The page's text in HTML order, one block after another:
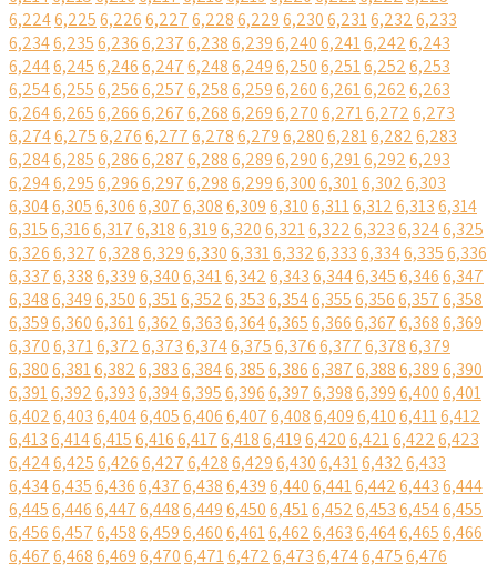
6,2246,2256,2266,2276,2286,2296,2306,2316,2326,233
6,2346,2356,2366,2376,2386,2396,2406,2416,2426,243
6,2446,2456,2466,2476,2486,2496,2506,2516,2526,253
6,2546,2556,2566,2576,2586,2596,2606,2616,2626,263
6,2646,2656,2666,2676,2686,2696,2706,2716,2726,273
6,2746,2756,2766,2776,2786,2796,2806,2816,2826,283
6,2846,2856,2866,2876,2886,2896,2906,2916,2926,293
6,2946,2956,2966,2976,2986,2996,3006,3016,3026,303
6,3046,3056,3066,3076,3086,3096,3106,3116,3126,3136,314
6,3156,3166,3176,3186,3196,3206,3216,3226,3236,3246,325
6,3266,3276,3286,3296,3306,3316,3326,3336,3346,3356,336
6,3376,3386,3396,3406,3416,3426,3436,3446,3456,3466,347
6,3486,3496,3506,3516,3526,3536,3546,3556,3566,3576,358
6,3596,3606,3616,3626,3636,3646,3656,3666,3676,3686,369
6,3706,3716,3726,3736,3746,3756,3766,3776,3786,379
6,3806,3816,3826,3836,3846,3856,3866,3876,3886,3896,390
6,3916,3926,3936,3946,3956,3966,3976,3986,3996,4006,401
6,4026,4036,4046,4056,4066,4076,4086,4096,4106,4116,412
6,4136,4146,4156,4166,4176,4186,4196,4206,4216,4226,423
6,4246,4256,4266,4276,4286,4296,4306,4316,4326,433
6,4346,4356,4366,4376,4386,4396,4406,4416,4426,4436,444
6,4456,4466,4476,4486,4496,4506,4516,4526,4536,4546,455
6,4566,4576,4586,4596,4606,4616,4626,4636,4646,4656,466
6,4676,4686,4696,4706,4716,4726,4736,4746,4756,476